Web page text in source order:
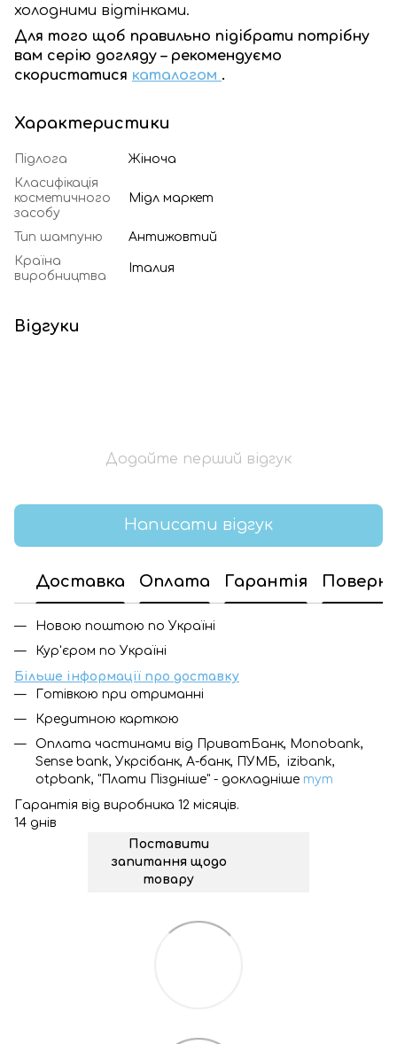
холодними відтінками.
Для того щоб правильно підібрати потрібну
вам серію догляду – рекомендуємо
скористатися каталогом .
Характеристики
Підлога
Жіноча
Класифікація
косметичного
засобу
Мідл маркет
Тип шампуню
Антижовтий
Країна
виробництва
Італия
Відгуки
Додайте перший відгук
Написати відгук
Доставка Оплата Гарантія
Новою поштою по Україні
Кур'єром по Україні
Більше інформації про доставку
Готівкою при отриманні
Кредитною карткою
Оплата частинами від ПриватБанк, Monobank,
Sense bank, Укрсібанк, А-банк, ПУМБ, izibank,
otpbank, "Плати Піздніше" - докладніше тут
Гарантія від виробника 12 місяців.
14 днів
Поставити
запитання щодо
товару